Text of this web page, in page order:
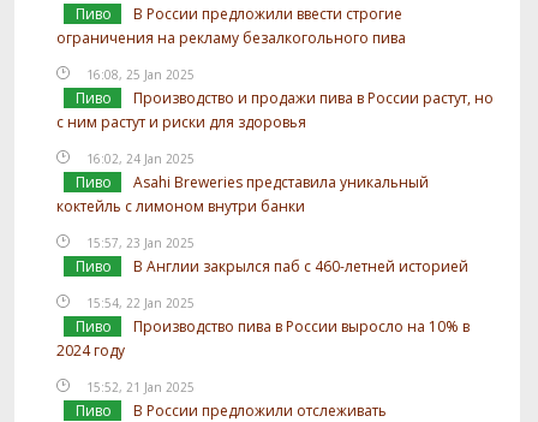
Пиво
В России предложили ввести строгие
ограничения на рекламу безалкогольного пива
16:08, 25 Jan 2025
Пиво
Производство и продажи пива в России растут, но
с ним растут и риски для здоровья
16:02, 24 Jan 2025
Пиво
Asahi Breweries представила уникальный
коктейль с лимоном внутри банки
15:57, 23 Jan 2025
Пиво В Англии закрылся паб с 460-летней историей
15:54, 22 Jan 2025
Пиво
Производство пива в России выросло на 10% в
2024 году
15:52, 21 Jan 2025
Пиво
В России предложили отслеживать